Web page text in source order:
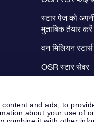
and ads, to
about your use of
स्टार पेज को
मुताबिक तैयार करें
वन मिलियन स्टार्स
OSR स्टार सेवर